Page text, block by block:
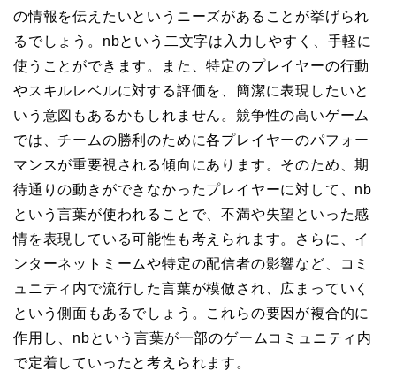
の情報を伝えたいというニーズがあることが挙げられ
るでしょう。nbという二文字は入力しやすく、手軽に
使うことができます。また、特定のプレイヤーの行動
やスキルレベルに対する評価を、簡潔に表現したいと
いう意図もあるかもしれません。競争性の高いゲーム
では、チームの勝利のために各プレイヤーのパフォー
マンスが重要視される傾向にあります。そのため、期
待通りの動きができなかったプレイヤーに対して、nb
という言葉が使われることで、不満や失望といった感
情を表現している可能性も考えられます。さらに、イ
ンターネットミームや特定の配信者の影響など、コミ
ュニティ内で流行した言葉が模倣され、広まっていく
という側面もあるでしょう。これらの要因が複合的に
作用し、nbという言葉が一部のゲームコミュニティ内
で定着していったと考えられます。